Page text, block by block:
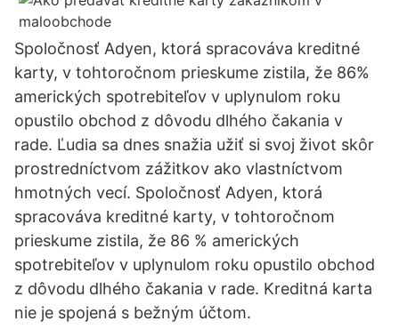
Spoločnosť Adyen, ktorá spracováva kreditné
karty, v tohtoročnom prieskume zistila, že 86%
amerických spotrebiteľov v uplynulom roku
opustilo obchod z dôvodu dlhého čakania v
rade. Ľudia sa dnes snažia užiť si svoj život skôr
prostredníctvom zážitkov ako vlastníctvom
hmotných vecí. Spoločnosť Adyen, ktorá
spracováva kreditné karty, v tohtoročnom
prieskume zistila, že 86 % amerických
spotrebiteľov v uplynulom roku opustilo obchod
z dôvodu dlhého čakania v rade. Kreditná karta
nie je spojená s bežným účtom.